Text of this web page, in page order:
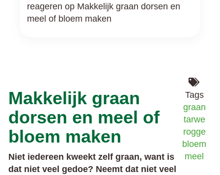
reageren op Makkelijk graan dorsen en
meel of bloem maken
Makkelijk graan
dorsen en meel of
bloem maken
Niet iedereen kweekt zelf graan, want is
dat niet veel gedoe? Neemt dat niet veel
Tags
graan
tarwe
rogge
bloem
meel